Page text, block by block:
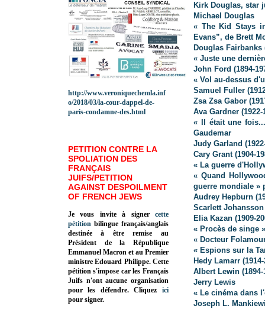
Kirk Douglas, star
Michael Douglas
« The Kid Stays
Evans”, de Brett
Douglas Fairbanks
« Juste une
John Ford (1894-
« Vol au-dessus
Samuel Fuller
Zsa Zsa Gabor
Ava Gardner (1922-
« Il était une
Gaudemar
Judy Garland
Cary Grant (1904-
« La guerre
« Quand
guerre mondiale »
Audrey Hepburn
Scarlett Johansson
Elia Kazan (1909-
« Procès de singe
« Docteur
« Espions sur la
Hedy Lamarr
Albert Lewin (1894-
Jerry Lewis
« Le cinéma dans
Joseph L.
http://www.veroniquechemla.inf
o/2018/03/la-cour-dappel-de-
paris-condamne-des.html
PETITION CONTRE LA
SPOLIATION DES
FRANÇAIS
JUIFS/PETITION
AGAINST DESPOILMENT
OF FRENCH JEWS
Je vous invite à signer cette
pétition bilingue français/anglais
destinée à être remise au
Président de la République
Emmanuel Macron et au Premier
ministre Edouard Philippe. Cette
pétition s'impose car les Français
Juifs n'ont aucune organisation
pour les défendre. Cliquez
ici
pour signer.